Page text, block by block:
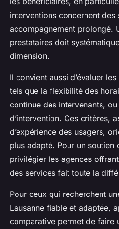
interventions concernent des
accompagnement prolongé.
prestataires doit
dimension.
Il convient aussi d’évaluer
tels que la flexibilité des
continue des intervenants,
d’intervention. Ces critères,
d’expérience des usagers,
plus adapté. Pour un soutien
privilégier les agences
des services fait toute la
Pour ceux qui recherchent
Lausanne fiable et adaptée,
comparative permet de faire